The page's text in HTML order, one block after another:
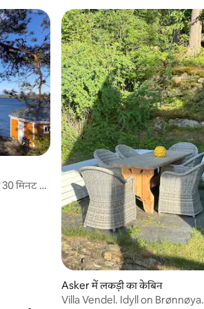
मिनट की
Asker में लकड़ी का केबिन
Villa Vendel. Idyll on Brønnøya.